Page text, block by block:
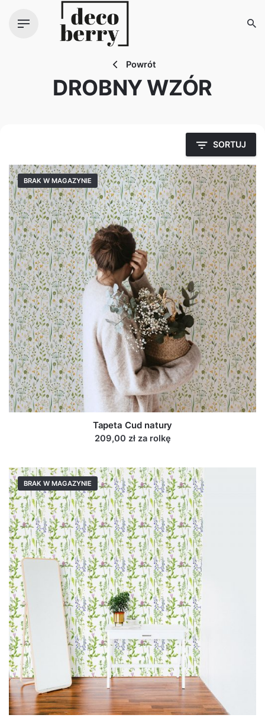
Powrót
DROBNY WZÓR
SORTUJ
BRAK W MAGAZYNIE
Tapeta Cud natury
209,00 zł za rolkę
BRAK W MAGAZYNIE